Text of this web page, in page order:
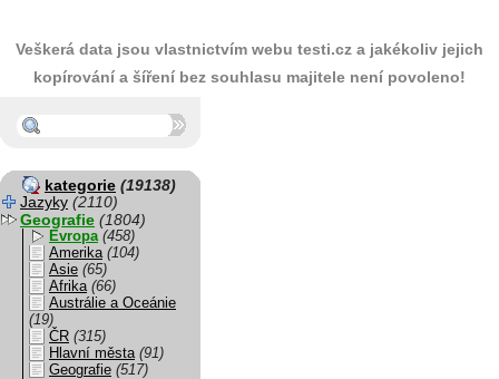
Veškerá data jsou vlastnictvím webu testi.cz a jakékoliv jejich
kopírování a šíření bez souhlasu majitele není povoleno!
kategorie (19138)
Jazyky (2110)
Geografie (1804)
Evropa (458)
Amerika (104)
Asie (65)
Afrika (66)
Austrálie a Oceánie
(19)
ČR (315)
Hlavní města (91)
Geografie (517)